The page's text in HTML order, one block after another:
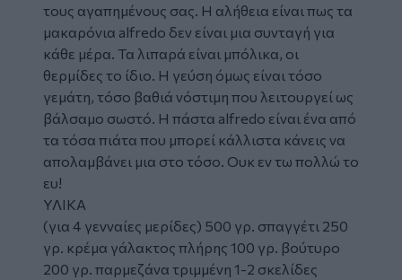
τους αγαπημένους σας. Η αλήθεια είναι πως τα
μακαρόνια alfredo δεν είναι μια συνταγή για
κάθε μέρα. Τα λιπαρά είναι μπόλικα, οι
θερμίδες το ίδιο. Η γεύση όμως είναι τόσο
γεμάτη, τόσο βαθιά νόστιμη που λειτουργεί ως
βάλσαμο σωστό. Η πάστα alfredo είναι ένα από
τα τόσα πιάτα που μπορεί κάλλιστα κάνεις να
απολαμβάνει μια στο τόσο. Ουκ εν τω πολλώ το
ευ!
ΥΛΙΚΑ
(για 4 γενναίες μερίδες) 500 γρ. σπαγγέτι 250
γρ. κρέμα γάλακτος πλήρης 100 γρ. βούτυρο
200 γρ. παρμεζάνα τριμμένη 1-2 σκελίδες